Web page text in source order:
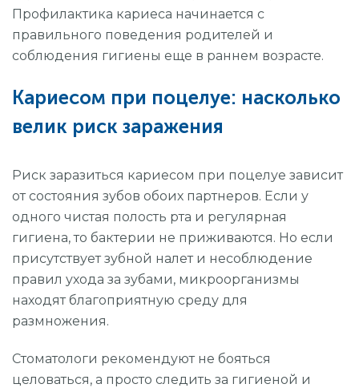
Профилактика кариеса начинается с
правильного поведения родителей и
соблюдения гигиены еще в раннем возрасте.
Кариесом при поцелуе: насколько
велик риск заражения
Риск заразиться кариесом при поцелуе зависит
от состояния зубов обоих партнеров. Если у
одного чистая полость рта и регулярная
гигиена, то бактерии не приживаются. Но если
присутствует зубной налет и несоблюдение
правил ухода за зубами, микроорганизмы
находят благоприятную среду для
размножения.
Стоматологи рекомендуют не бояться
целоваться, а просто следить за гигиеной и